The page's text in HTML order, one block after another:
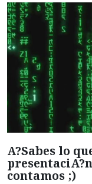
A?Sabes lo
contamos ;)